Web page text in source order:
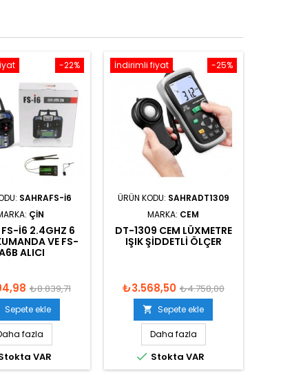
-22%
SAHRAFS-I6
ÇIN
FS-I6 2.4GHZ 6
VE FS-
ALICI
₺8.839,71
Sepete ekle
fazla
VAR
-25%
İndirimli fiyat
ÜRÜN KODU: SAHRADT1309
MARKA: CEM
DT-1309 CEM LÜXMETRE
IŞIK ŞIDDETLI ÖLÇER
₺3.568,50 ₺4.758,00
 Sepete ekle
Daha fazla
 Stokta VAR